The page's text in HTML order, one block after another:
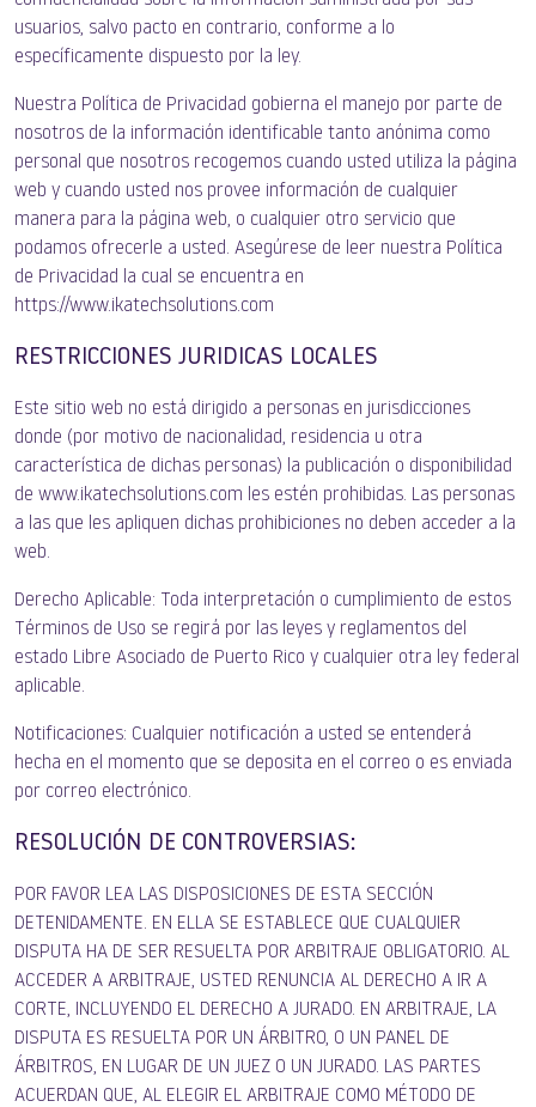
usuarios, salvo pacto en contrario, conforme a lo
específicamente dispuesto por la ley.
Nuestra Política de Privacidad gobierna el manejo por parte de
nosotros de la información identificable tanto anónima como
personal que nosotros recogemos cuando usted utiliza la página
web y cuando usted nos provee información de cualquier
manera para la página web, o cualquier otro servicio que
podamos ofrecerle a usted. Asegúrese de leer nuestra Política
de Privacidad la cual se encuentra en
https://www.ikatechsolutions.com
RESTRICCIONES JURIDICAS LOCALES
Este sitio web no está dirigido a personas en jurisdicciones
donde (por motivo de nacionalidad, residencia u otra
característica de dichas personas) la publicación o disponibilidad
de www.ikatechsolutions.com les estén prohibidas. Las personas
a las que les apliquen dichas prohibiciones no deben acceder a la
web.
Derecho Aplicable: Toda interpretación o cumplimiento de estos
Términos de Uso se regirá por las leyes y reglamentos del
estado Libre Asociado de Puerto Rico y cualquier otra ley federal
aplicable.
Notificaciones: Cualquier notificación a usted se entenderá
hecha en el momento que se deposita en el correo o es enviada
por correo electrónico.
RESOLUCIÓN DE CONTROVERSIAS:
POR FAVOR LEA LAS DISPOSICIONES DE ESTA SECCIÓN
DETENIDAMENTE. EN ELLA SE ESTABLECE QUE CUALQUIER
DISPUTA HA DE SER RESUELTA POR ARBITRAJE OBLIGATORIO. AL
ACCEDER A ARBITRAJE, USTED RENUNCIA AL DERECHO A IR A
CORTE, INCLUYENDO EL DERECHO A JURADO. EN ARBITRAJE, LA
DISPUTA ES RESUELTA POR UN ÁRBITRO, O UN PANEL DE
ÁRBITROS, EN LUGAR DE UN JUEZ O UN JURADO. LAS PARTES
ACUERDAN QUE, AL ELEGIR EL ARBITRAJE COMO MÉTODO DE